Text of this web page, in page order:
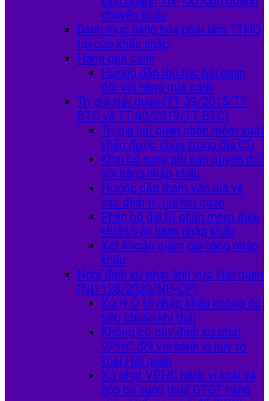
chuyển khẩu
Danh mục hàng hóa phải làm TTHQ
tại cửa khẩu nhập
Hàng quá cảnh
Hướng dẫn thủ tục hải quan
đối với hàng quá cảnh
Trị giá Hải quan (TT 39/2015/TT-
BTC và TT 60/2019/TT-BTC)
Trị giá hải quan phần mềm xuất
khẩu được chứa trong đĩa CD
Khai bổ sung phí bản quyền đối
với hàng nhập khẩu
Hướng dẫn tham vấn giá và
xác định trị giá hải quan
Phân bổ giá trị phần mềm điều
khiển/vận hành nhập khẩu
Xét khoản giảm giá hàng nhập
khẩu
Nghị định xử phạt lĩnh vực Hải quan
(NĐ 128/2020/NĐ-CP)
Xử lý Ô tô nhập khẩu không đủ
tiêu chuẩn khí thải
Không có quy định xử phạt
VPHC đối với hành vi hủy tờ
khai Hải quan
Xử phạt VPHC hành vi khai và
nộp bổ sung thuế GTGT hàng